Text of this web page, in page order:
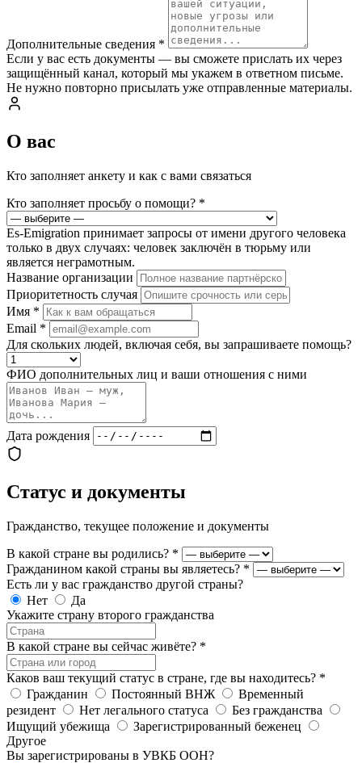
Дополнительные сведения *
Если у вас есть документы — вы сможете прислать их через
защищённый канал, который мы укажем в ответном письме.
Не нужно повторно присылать уже отправленные материалы.
О вас
Кто заполняет анкету и как с вами связаться
Кто заполняет просьбу о помощи? *
Es-Emigration принимает запросы от имени другого человека
только в двух случаях: человек заключён в тюрьму или
является неграмотным.
Название организации
Приоритетность случая
Имя *
Email *
Для скольких людей, включая себя, вы запрашиваете помощь?
ФИО дополнительных лиц и ваши отношения с ними
Дата рождения
Статус и документы
Гражданство, текущее положение и документы
В какой стране вы родились? *
Гражданином какой страны вы являетесь? *
Есть ли у вас гражданство другой страны?
Нет
Да
Укажите страну второго гражданства
В какой стране вы сейчас живёте? *
Каков ваш текущий статус в стране, где вы находитесь? *
Гражданин
Постоянный ВНЖ
Временный
резидент
Нет легального статуса
Без гражданства
Ищущий убежища
Зарегистрированный беженец
Другое
Вы зарегистрированы в УВКБ ООН?